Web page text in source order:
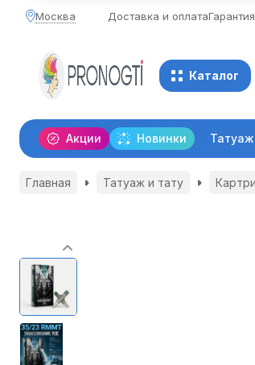
Москва Доставка и оплатаГарантия
Каталог
Акции Новинки
Главная Татуаж и тату